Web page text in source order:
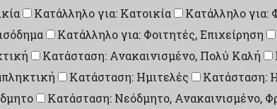
Κατάλληλο για: Κατοικία Κατάλληλο για:
Κατάλληλο για: Φοιτητές, Επιχείρηση
Κατάσταση: Ανακαινισμένο, Πολύ Καλή
Κατάσταση: Ημιτελές Κατάσταση:
Κατάσταση: Νεόδμητο, Ανακαινισμένο,